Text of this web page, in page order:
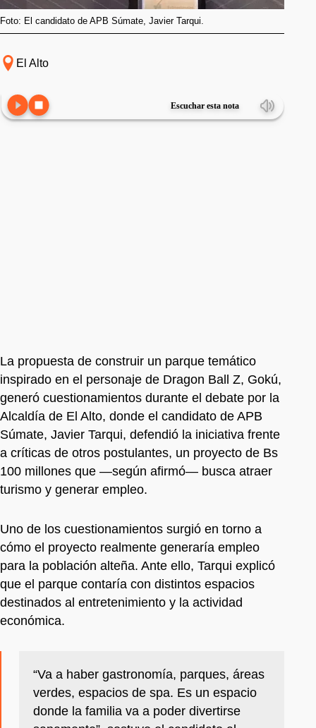
Foto: El candidato de APB Súmate, Javier Tarqui.
El Alto
Escuchar esta nota
La propuesta de construir un parque temático
inspirado en el personaje de Dragon Ball Z, Gokú,
generó cuestionamientos durante el debate por la
Alcaldía de El Alto, donde el candidato de APB
Súmate, Javier Tarqui, defendió la iniciativa frente
a críticas de otros postulantes, un proyecto de Bs
100 millones que —según afirmó— busca atraer
turismo y generar empleo.
Uno de los cuestionamientos surgió en torno a
cómo el proyecto realmente generaría empleo
para la población alteña. Ante ello, Tarqui explicó
que el parque contaría con distintos espacios
destinados al entretenimiento y la actividad
económica.
“Va a haber gastronomía, parques, áreas
verdes, espacios de spa. Es un espacio
donde la familia va a poder divertirse